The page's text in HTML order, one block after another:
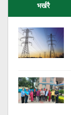
भर्खरै